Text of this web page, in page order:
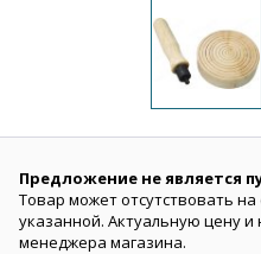
Предложение не является
Товар может отсутствовать
указанной. Актуальную цену
менеджера магазина.